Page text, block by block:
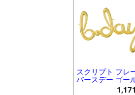
スクリプト フレ
バースデー ゴー